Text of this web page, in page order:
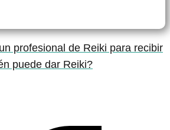
profesional de Reiki para recibir
puede dar Reiki?